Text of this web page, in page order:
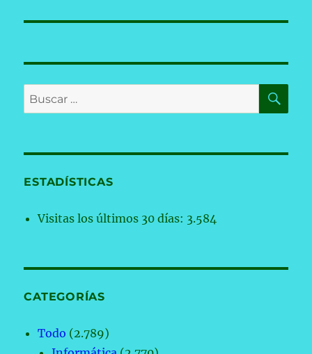
Buscar
por:
ESTADÍSTICAS
Visitas los últimos 30 días: 3.584
CATEGORÍAS
Todo (2.789)